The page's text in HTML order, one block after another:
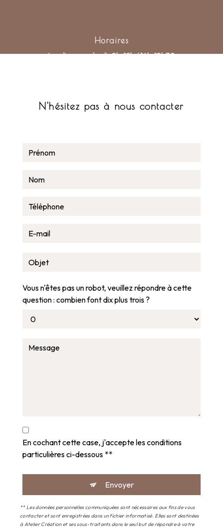
Horaires
Lundi au vendredi : 8h-12h / 14h-18h30
N'hésitez pas à nous contacter
Vous n'êtes pas un robot, veuillez répondre à cette
question : combien font dix plus trois ?
En cochant cette case, j'accepte les conditions
particulières ci-dessous **
Envoyer
** Les données personnelles communiquées sont nécessaires aux fins de vous
contacter et sont enregistrées dans un fichier informatisé. Elles sont destinées
à Atelier Création et ses sous-traitants dans le seul but de répondre à votre